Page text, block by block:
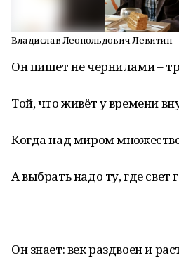
Владислав Леопольдович Левитин
Он пишет не чернилами –
Той, что живёт у времени
Когда над миром
А выбрать надо ту, где свет
Он знает: век раздвоен и